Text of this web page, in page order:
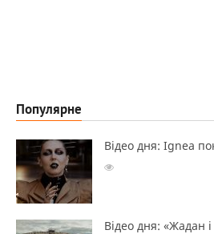
Популярне
Відео дня: Ignea
Відео дня: «Жадан